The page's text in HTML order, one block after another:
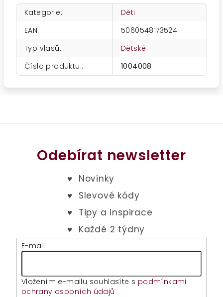
Kategorie:
Děti
EAN:
5060548173524
Typ vlasů:
Dětské
Číslo produktu:: 1004008
Odebírat newsletter
E-mail
Vložením e-mailu souhlasíte s podmínkami
ochrany osobních údajů